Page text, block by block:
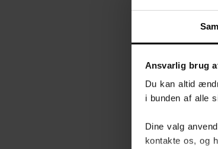
Ansvarlig brug
Du kan altid
i bunden af alle
Dine valg
kontakte os, og